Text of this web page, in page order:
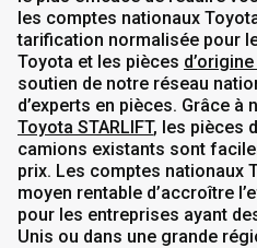
les comptes nationaux
tarification normalisée pour
Toyota et les pièces
soutien de notre réseau
d’experts en pièces. Grâce à
Toyota STARLIFT, les pièces
camions existants sont
prix. Les comptes nationaux
moyen rentable d’accroître
pour les entreprises ayant
Unis ou dans une grande